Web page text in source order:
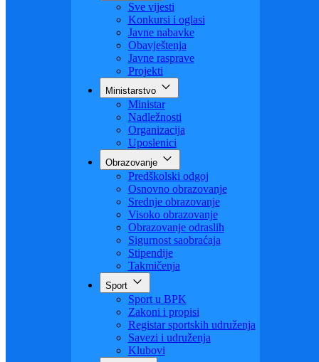
Sve vijesti
Konkursi i oglasi
Javne nabavke
Obavještenja
Javne rasprave
Projekti
Ministarstvo
Ministar
Nadležnosti
Organizacija
Uposlenici
Obrazovanje
Predškolski odgoj
Osnovno obrazovanje
Srednje obrazovanje
Visoko obrazovanje
Obrazovanje odraslih
Sigurnost saobraćaja
Stipendije
Takmičenja
Sport
Sport u BPK
Zakoni i propisi
Registar sportskih udruženja
Savezi i udruženja
Klubovi